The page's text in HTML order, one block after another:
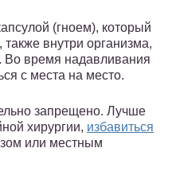
(гноем), который
внутри организма,
Во время надавливания
с места на место.
запрещено. Лучше
хирургии, избавиться
или местным